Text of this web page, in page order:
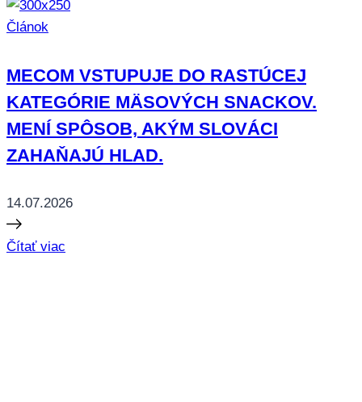
Článok
MECOM VSTUPUJE DO RASTÚCEJ
KATEGÓRIE MÄSOVÝCH SNACKOV.
MENÍ SPÔSOB, AKÝM SLOVÁCI
ZAHAŇAJÚ HLAD.
14.07.2026
Čítať viac